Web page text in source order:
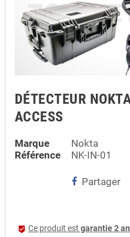
DÉTECTEUR
ACCESS
Marque
Nokta
Référence
NK-IN-01
Partager
beenhere Ce produit est garantie 2